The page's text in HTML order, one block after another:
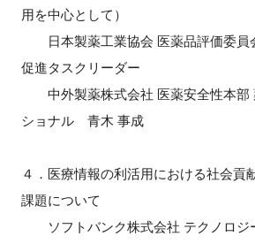
用を中心として）
日本製薬工業協会 医薬品評価委員
促進タスクリーダー
中外製薬株式会社 医薬安全性本部
ショナル 青木 事成
４．医療情報の利活用における社会貢
課題について
ソフトバンク株式会社 テクノロジ